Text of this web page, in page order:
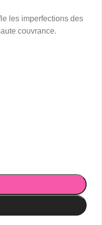
les imperfections des
couvrance.